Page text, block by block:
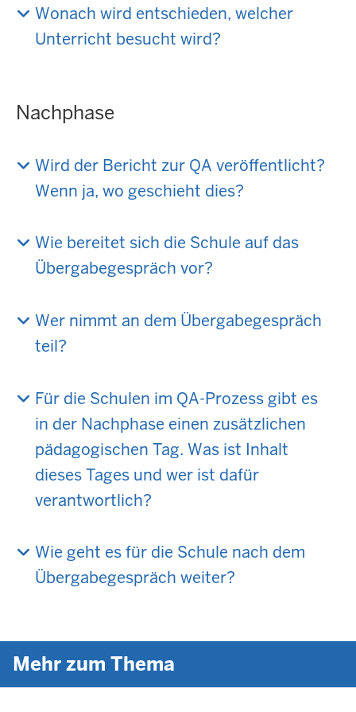
Wonach wird entschieden, welcher
Unterricht besucht wird?
Nachphase
Wird der Bericht zur QA veröffentlicht?
Wenn ja, wo geschieht dies?
Wie bereitet sich die Schule auf das
Übergabegespräch vor?
Wer nimmt an dem Übergabegespräch
teil?
Für die Schulen im QA-Prozess gibt es
in der Nachphase einen zusätzlichen
pädagogischen Tag. Was ist Inhalt
dieses Tages und wer ist dafür
verantwortlich?
Wie geht es für die Schule nach dem
Übergabegespräch weiter?
Mehr zum Thema